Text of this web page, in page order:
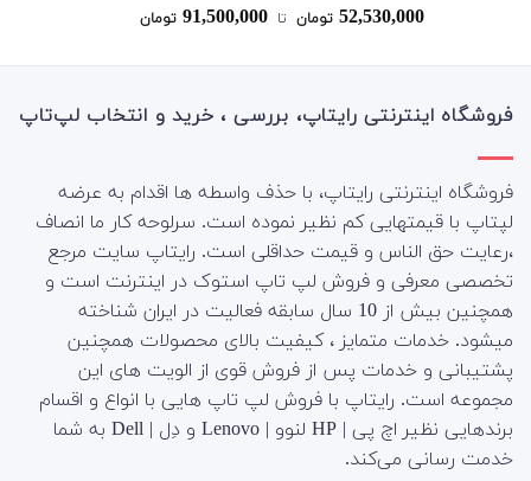
نمره4.83
52,530,000 تومان ‌ تا ‌ 91,500,000 تومان
فروشگاه اینترنتی رایتاپ، بررسی ، خرید و انتخاب لپ‌تاپ
فروشگاه اینترنتی رایتاپ، با حذف واسطه ها اقدام به عرضه
لپتاپ با قیمتهایی کم نظیر نموده است. سرلوحه کار ما انصاف
،رعایت حق الناس و قیمت حداقلی است. رایتاپ سایت مرجع
تخصصی معرفی و فروش لپ تاپ استوک در اینترنت است و
همچنین بیش از 10 سال سابقه فعالیت در ایران شناخته
میشود. خدمات متمایز ، کیفیت بالای محصولات همچنین
پشتیبانی و خدمات پس از فروش قوی از الویت های این
مجموعه است. رایتاپ با فروش لپ تاپ هایی با انواع و اقسام
برندهایی نظیر اچ پی | HP لنوو | Lenovo و دِل | Dell به شما
خدمت رسانی می‌کند.